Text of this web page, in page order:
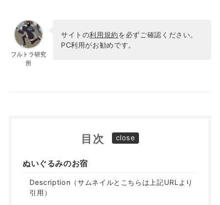
フルトラ研究
所
サイトの利用規約を必ずご確認ください。
PC利用がお勧めです。
目次
ぬいぐるみのお宿
Description（サムネイルとこちらは上記URLより
引用）